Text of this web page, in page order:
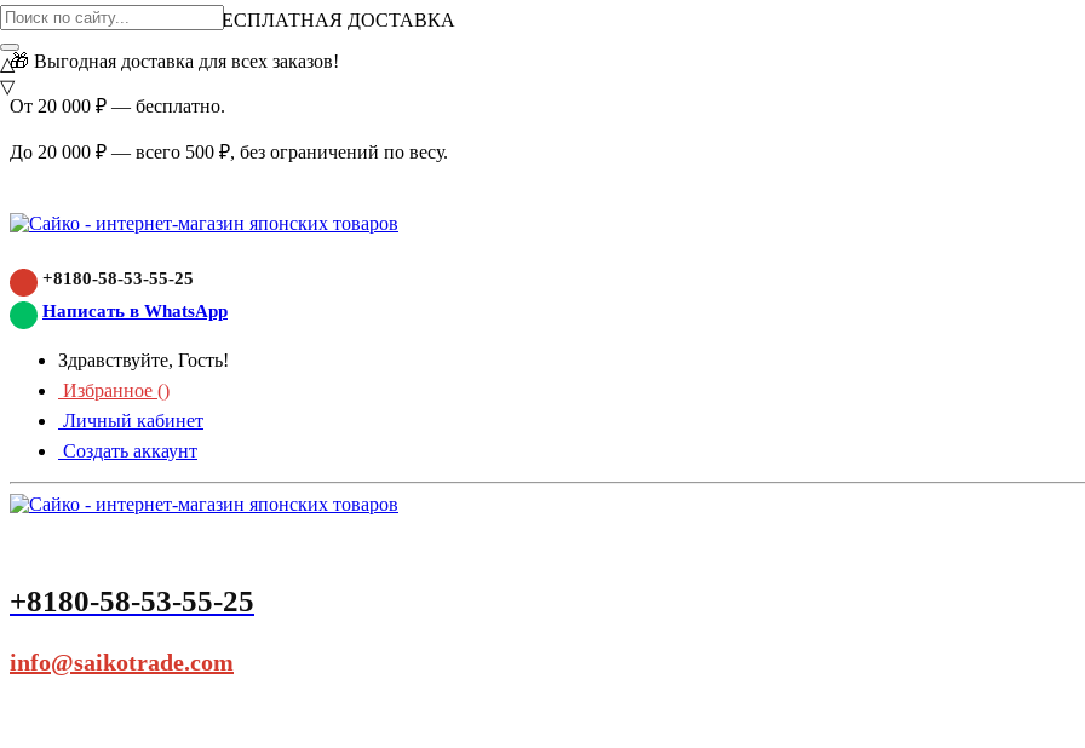
ВНИМАНИЕ АКЦИЯ!
БЕСПЛАТНАЯ ДОСТАВКА
🎁 Выгодная доставка для всех заказов!
От 20 000 ₽ — бесплатно.
До 20 000 ₽ — всего 500 ₽, без ограничений по весу.
+8180-58-53-55-25
Написать в WhatsApp
Здравствуйте, Гость!
Избранное ()
Личный кабинет
Создать аккаунт
+8180-58-53-55-25
info@saikotrade.com
△
▽